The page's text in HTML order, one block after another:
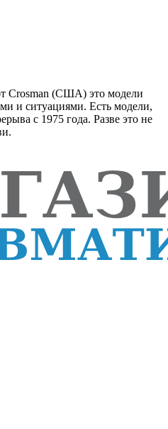
Crosman (США) это модели
и ситуациями. Есть модели,
с 1975 года. Разве это не